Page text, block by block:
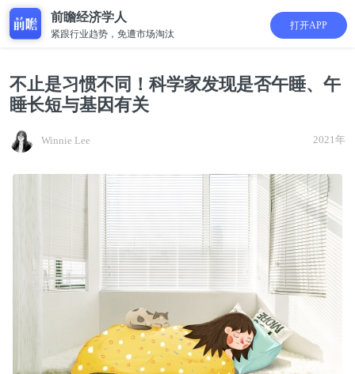
前瞻经济学人
紧跟行业趋势，免遭市场淘汰
打开APP
不止是习惯不同！科学家发现是否午睡、午
睡长短与基因有关
Winnie Lee 2021年